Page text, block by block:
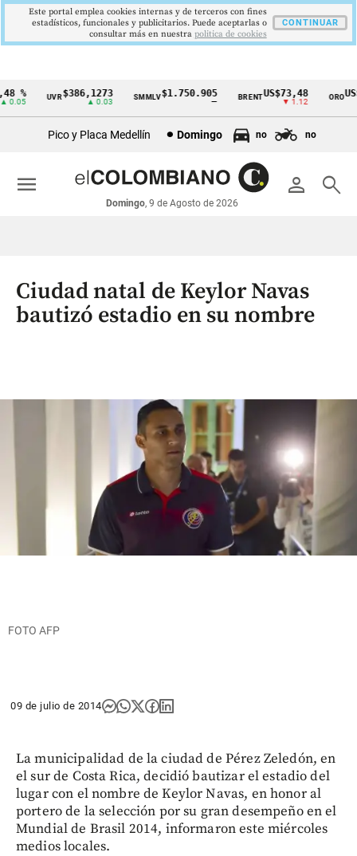
Cintillo
económicos
Colombia
% UVR$386,1273
▲ 0.03
SMMLV$1.750.905 BRENTUS$73,48
▼ 1.12
ORO
Pico y Placa Medellín Domingo no no
person search
Domingo, 9 de Agosto de 2026
menu
Ciudad natal de Keylor Navas
bautizó estadio en su nombre
FOTO AFP
09 de julio de 2014
La municipalidad de la ciudad de Pérez Zeledón, en
el sur de Costa Rica, decidió bautizar el estadio del
lugar con el nombre de Keylor Navas, en honor al
portero de la selección por su gran desempeño en el
Mundial de Brasil 2014, informaron este miércoles
medios locales.
Este portal emplea cookies internas y de terceros con fines
estadísticos, funcionales y publicitarios. Puede aceptarlas o
consultar más en nuestra politica de cookies
CONTINUAR